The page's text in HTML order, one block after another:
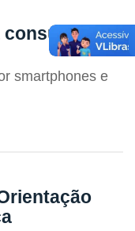
consulta de
smartphones e